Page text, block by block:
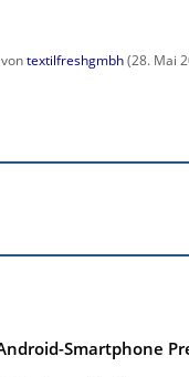
textilfreshgmbh(28. Mai
Smartphone